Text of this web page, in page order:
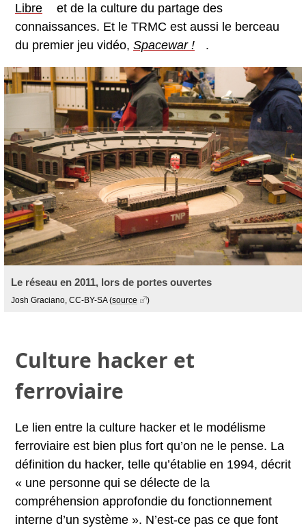
Libre
et de la culture du partage des
connaissances. Et le TRMC est aussi le berceau
du premier jeu vidéo, Spacewar ! .
Le réseau en 2011, lors de portes ouvertes
Josh Graciano, CC-BY-SA(source )
Culture hacker et
ferroviaire
Le lien entre la culture hacker et le modélisme
ferroviaire est bien plus fort qu’on ne le pense. La
définition du hacker, telle qu’établie en 1994, décrit
« une personne qui se délecte de la
compréhension approfondie du fonctionnement
interne d’un système ». N’est-ce pas ce que font